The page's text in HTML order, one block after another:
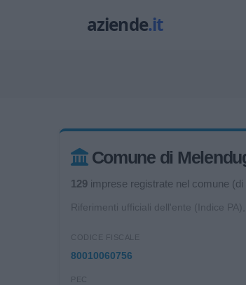
Comune di
129 imprese registrate nel comune
Riferimenti ufficiali dell'ente (Indice
CODICE FISCALE
80010060756
PEC